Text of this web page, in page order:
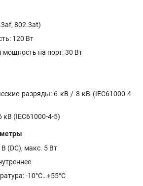
802.3at)
120 Вт
на порт: 30 Вт
разряды: 6 кВ / 8 кВ (IEC61000-4-
кВ (IEC61000-4-5)
(DC), макс. 5 Вт
-10°C…+55°C